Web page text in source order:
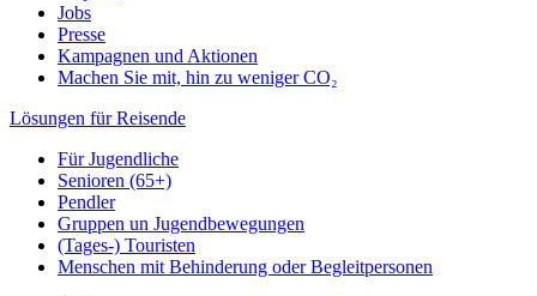
Jobs
Presse
Kampagnen und Aktionen
Machen Sie mit, hin zu weniger CO₂
Lösungen für Reisende
Für Jugendliche
Senioren (65+)
Pendler
Gruppen un Jugendbewegungen
(Tages-) Touristen
Menschen mit Behinderung oder Begleitpersonen